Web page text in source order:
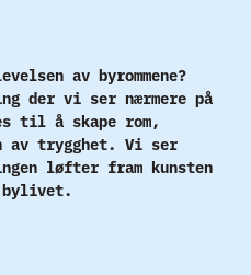
av byrommene?
der vi ser nærmere på
til å skape rom,
av trygghet. Vi ser
løfter fram kunsten